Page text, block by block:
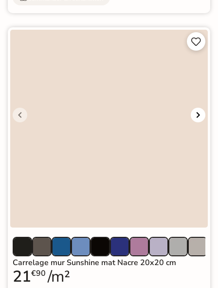


Carrelage mur Sunshine mat Nacre 20x20 cm
21€90 /m²